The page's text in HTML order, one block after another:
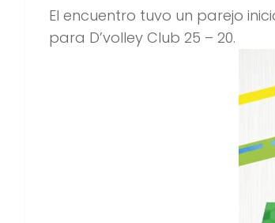
El encuentro tuvo un parejo
para D’volley Club 25 – 20.